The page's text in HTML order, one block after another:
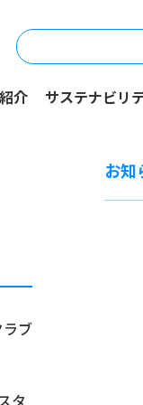
介 サステナビリ
ブ
タ
ニ
お知